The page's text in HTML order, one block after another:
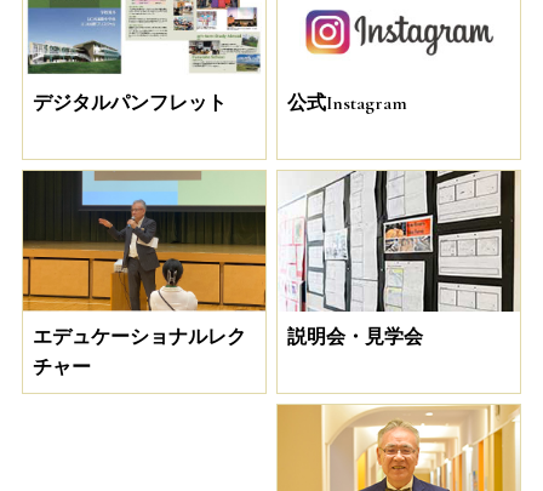
デジタルパンフレット 公式Instagram
エデュケーショナルレク
チャー
説明会・見学会